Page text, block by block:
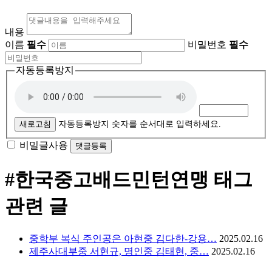
내용
이름 필수 비밀번호 필수
자동등록방지
새로고침 자동등록방지 숫자를 순서대로 입력하세요.
비밀글사용
#한국중고배드민턴연맹 태그
관련 글
중학부 복식 주인공은 아현중 김다한-강용… 2025.02.16
제주사대부중 서현규, 명인중 김태현, 중… 2025.02.16